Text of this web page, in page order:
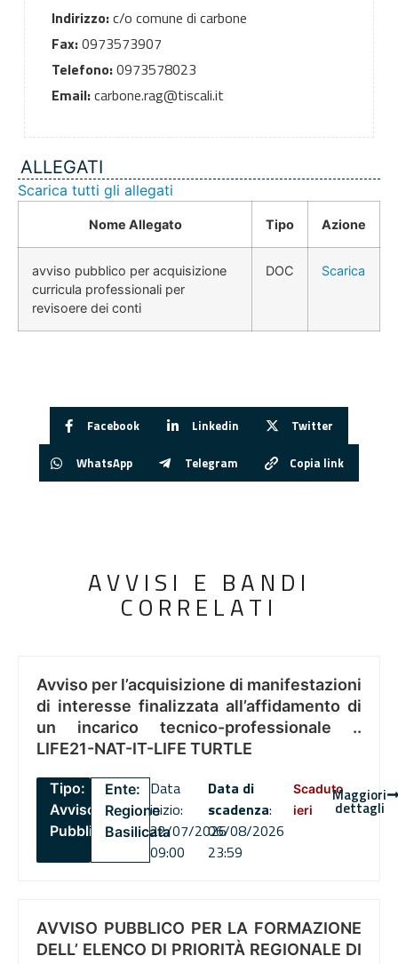
Indirizzo:c/o comune di carbone
Fax:0973573907
Telefono:0973578023
Email:carbone.rag@tiscali.it
ALLEGATI
Scarica tutti gli allegati
Nome Allegato Tipo Azione
avviso pubblico per acquisizione
curricula professionali per
revisoere dei conti
DOC Scarica
Facebook Linkedin Twitter
WhatsApp Telegram Copia link
AVVISI E BANDI
CORRELATI
Avviso per l’acquisizione di manifestazioni
di interesse finalizzata all’affidamento di
un incarico tecnico-professionale ..
LIFE21-NAT-IT-LIFE TURTLE
Tipo:
Avviso
Pubblico
Ente:
Regione
Basilicata
Data
inizio:
22/07/2026
09:00
Data di
scadenza:
06/08/2026
23:59
Scaduto
ieri
Maggiori
dettagli
AVVISO PUBBLICO PER LA FORMAZIONE
DELL’ ELENCO DI PRIORITÀ REGIONALE DI